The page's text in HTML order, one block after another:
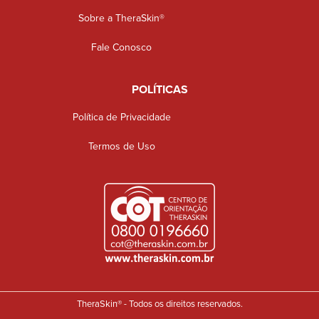
Sobre a TheraSkin®
Fale Conosco
POLÍTICAS
Política de Privacidade
Termos de Uso
TheraSkin® - Todos os direitos reservados.